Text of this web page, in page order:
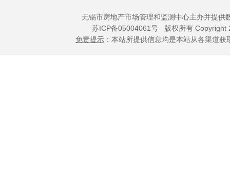
无锡市房地产市场管理和监测中心主办并提
苏ICP备05004061号 版权所有 Copyright
免责提示 ：本站所提供信息均是本站从各渠道